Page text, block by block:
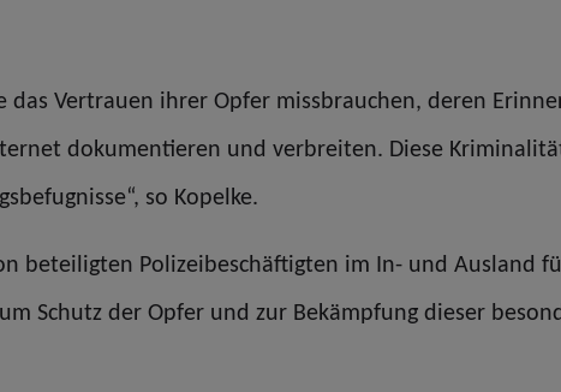
das Vertrauen ihrer Opfer missbrauchen, deren
dokumentieren und verbreiten. Diese
so Kopelke.
beteiligten Polizeibeschäftigten im In- und Ausland
Schutz der Opfer und zur Bekämpfung dieser